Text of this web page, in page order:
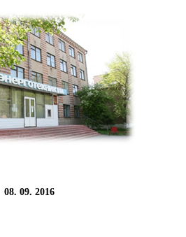
08. 09. 2016